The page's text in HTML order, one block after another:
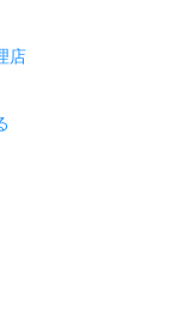
店